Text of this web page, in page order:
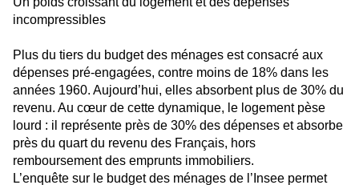
incompressibles
Plus du tiers du budget des ménages est consacré aux
dépenses pré-engagées, contre moins de 18% dans les
années 1960. Aujourd’hui, elles absorbent plus de 30% du
revenu. Au cœur de cette dynamique, le logement pèse
lourd : il représente près de 30% des dépenses et absorbe
près du quart du revenu des Français, hors
remboursement des emprunts immobiliers.
L’enquête sur le budget des ménages de l’Insee permet